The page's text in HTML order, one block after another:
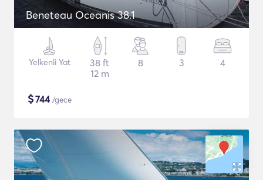
Beneteau Oceanis 38.1
Yelkenli Yat
38 ft
12 m
8 3 4
$744/gece